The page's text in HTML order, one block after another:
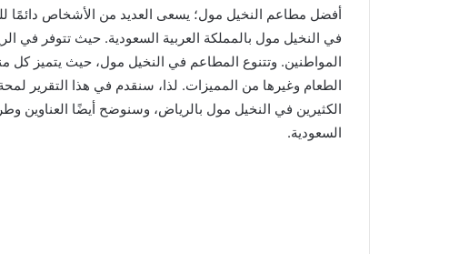
أفضل مطاعم النخيل مول؛ يسعى العديد من الأشخاص
في النخيل مول بالمملكة العربية السعودية. حيث تتوفر
المواطنين. وتتنوع المطاعم في النخيل مول، حيث يتميز كل
الطعام وغيرها من المميزات. لذا، سنقدم في هذا التقرير
الكثيرين في النخيل مول بالرياض، وسنوضح أيضًا العناوين
السعودية.